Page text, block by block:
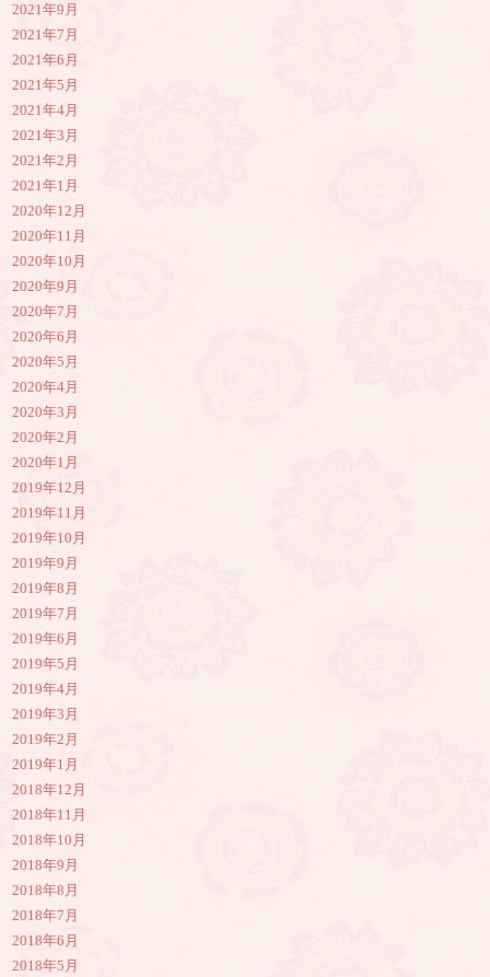
2021年9月
2021年7月
2021年6月
2021年5月
2021年4月
2021年3月
2021年2月
2021年1月
2020年12月
2020年11月
2020年10月
2020年9月
2020年7月
2020年6月
2020年5月
2020年4月
2020年3月
2020年2月
2020年1月
2019年12月
2019年11月
2019年10月
2019年9月
2019年8月
2019年7月
2019年6月
2019年5月
2019年4月
2019年3月
2019年2月
2019年1月
2018年12月
2018年11月
2018年10月
2018年9月
2018年8月
2018年7月
2018年6月
2018年5月